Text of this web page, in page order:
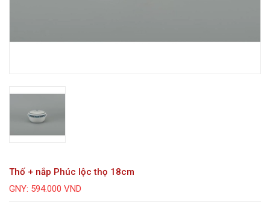
Thố + nắp Phúc lộc thọ 18cm
GNY: 594.000 VND